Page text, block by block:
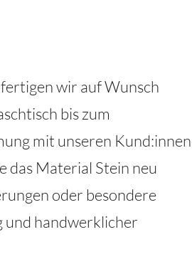
wir auf Wunsch
bis zum
mit unseren Kund:innen
das Material Stein neu
oder besondere
und handwerklicher